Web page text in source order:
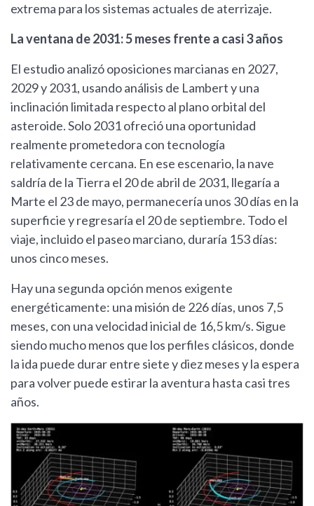
extrema para los sistemas actuales de aterrizaje.
La ventana de 2031: 5 meses frente a casi 3 años
El estudio analizó oposiciones marcianas en 2027,
2029 y 2031, usando análisis de Lambert y una
inclinación limitada respecto al plano orbital del
asteroide. Solo 2031 ofreció una oportunidad
realmente prometedora con tecnología
relativamente cercana. En ese escenario, la nave
saldría de la Tierra el 20 de abril de 2031, llegaría a
Marte el 23 de mayo, permanecería unos 30 días en la
superficie y regresaría el 20 de septiembre. Todo el
viaje, incluido el paseo marciano, duraría 153 días:
unos cinco meses.
Hay una segunda opción menos exigente
energéticamente: una misión de 226 días, unos 7,5
meses, con una velocidad inicial de 16,5 km/s. Sigue
siendo mucho menos que los perfiles clásicos, donde
la ida puede durar entre siete y diez meses y la espera
para volver puede estirar la aventura hasta casi tres
años.